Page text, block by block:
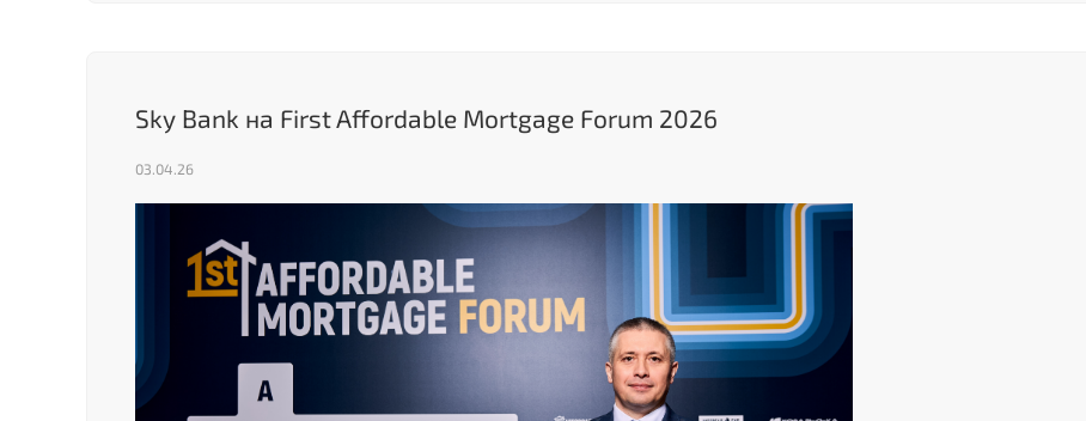
Sky Bank на First Affordable Mortgage Forum 2026
03.04.26